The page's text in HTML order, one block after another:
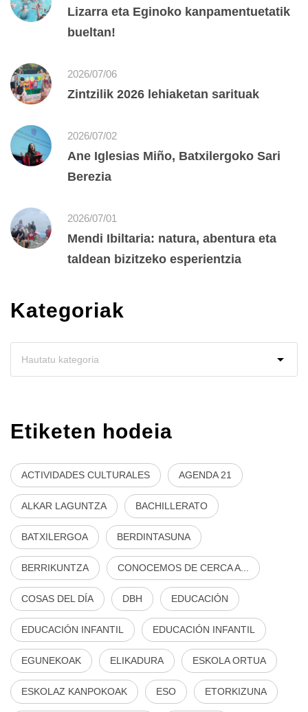
Lizarra eta Eginoko kanpamentuetatik
bueltan!
2026/07/06
Zintzilik 2026 lehiaketan sarituak
2026/07/02
Ane Iglesias Miño, Batxilergoko Sari
Berezia
2026/07/01
Mendi Ibiltaria: natura, abentura eta
taldean bizitzeko esperientzia
Kategoriak
Etiketen hodeia
ACTIVIDADES CULTURALES AGENDA 21
ALKAR LAGUNTZA BACHILLERATO
BATXILERGOA BERDINTASUNA
BERRIKUNTZA CONOCEMOS DE CERCA A...
COSAS DEL DÍA DBH EDUCACIÓN
EDUCACIÓN INFANTIL EDUCACIÓN INFANTIL
EGUNEKOAK ELIKADURA ESKOLA ORTUA
ESKOLAZ KANPOKOAK ESO ETORKIZUNA